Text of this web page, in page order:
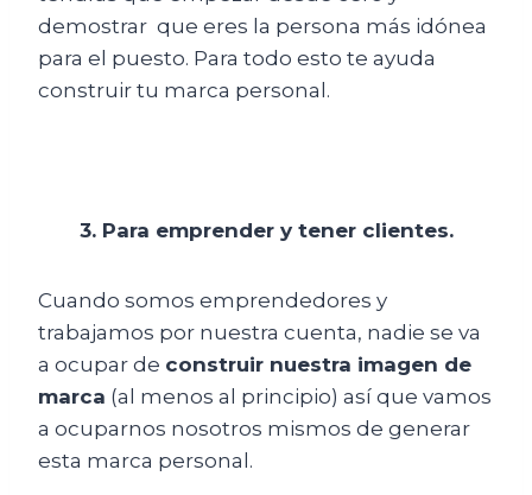
demostrar que eres la persona más idónea
para el puesto. Para todo esto te ayuda
construir tu marca personal.
3. Para emprender y tener clientes.
Cuando somos emprendedores y
trabajamos por nuestra cuenta, nadie se va
a ocupar de construir nuestra imagen de
marca (al menos al principio) así que vamos
a ocuparnos nosotros mismos de generar
esta marca personal.